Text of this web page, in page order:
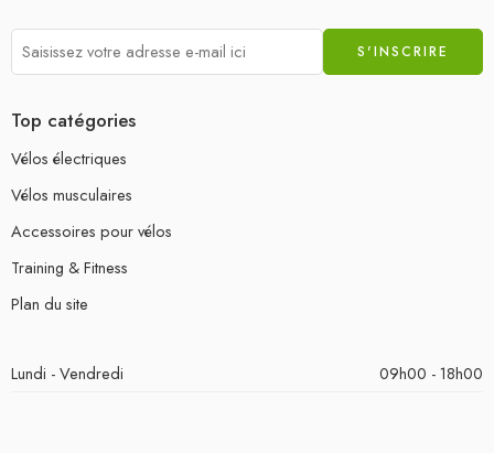
Top catégories
Vélos électriques
Vélos musculaires
Accessoires pour vélos
Training & Fitness
Plan du site
Lundi - Vendredi 09h00 - 18h00